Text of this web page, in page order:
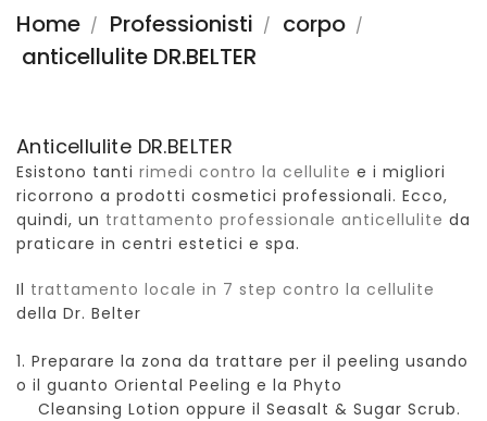
Home Professionisti
corpo
anticellulite DR.BELTER
Anticellulite DR.BELTER
Esistono tanti rimedi contro la cellulite e i migliori
ricorrono a prodotti cosmetici professionali. Ecco,
quindi, un trattamento professionale anticellulite da
praticare in centri estetici e spa.
Il trattamento locale in 7 step contro la cellulite
della Dr. Belter
1. Preparare la zona da trattare per il peeling usando
o il guanto Oriental Peeling e la Phyto
Cleansing Lotion oppure il Seasalt & Sugar Scrub.